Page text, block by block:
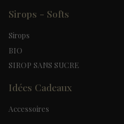
Sirops - Softs
Sirops
BIO
SIROP SANS SUCRE
Idées Cadeaux
Accessoires